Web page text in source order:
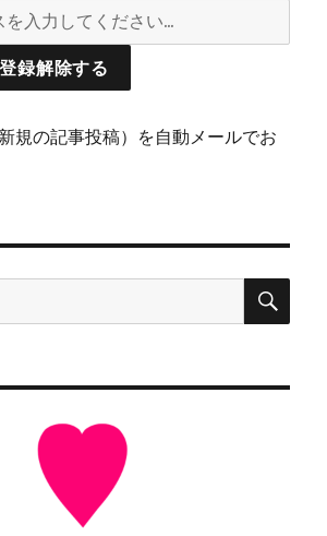
規の記事投稿）を自動メールでお
検